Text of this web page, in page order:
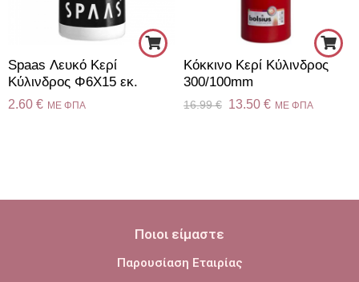
Spaas Λευκό Κερί
Κύλινδρος Φ6X15 εκ.
2.60 € ME ΦΠΑ
Κόκκινο Κερί Κύλινδρος
300/100mm
16.99€ 13.50 € ME ΦΠΑ
Ποιοι είμαστε
Παρουσίαση Εταιρίας